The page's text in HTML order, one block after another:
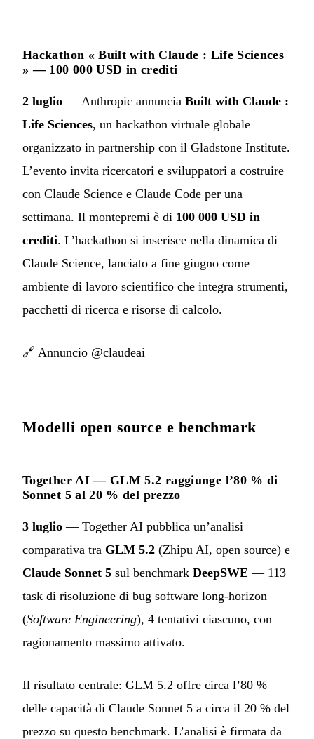
Hackathon « Built with Claude : Life Sciences
» — 100 000 USD in crediti
2 luglio — Anthropic annuncia Built with Claude :
Life Sciences, un hackathon virtuale globale
organizzato in partnership con il Gladstone Institute.
L’evento invita ricercatori e sviluppatori a costruire
con Claude Science e Claude Code per una
settimana. Il montepremi è di 100 000 USD in
crediti. L’hackathon si inserisce nella dinamica di
Claude Science, lanciato a fine giugno come
ambiente di lavoro scientifico che integra strumenti,
pacchetti di ricerca e risorse di calcolo.
🔗 Annuncio @claudeai
Modelli open source e benchmark
Together AI — GLM 5.2 raggiunge l’80 % di
Sonnet 5 al 20 % del prezzo
3 luglio — Together AI pubblica un’analisi
comparativa tra GLM 5.2 (Zhipu AI, open source) e
Claude Sonnet 5 sul benchmark DeepSWE — 113
task di risoluzione di bug software long-horizon
(Software Engineering), 4 tentativi ciascuno, con
ragionamento massimo attivato.
Il risultato centrale: GLM 5.2 offre circa l’80 %
delle capacità di Claude Sonnet 5 a circa il 20 % del
prezzo su questo benchmark. L’analisi è firmata da